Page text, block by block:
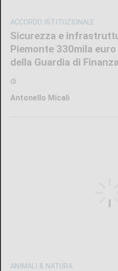
ACCORDO ISTITUZIONALE
Sicurezza e
Piemonte 330mila
della Guardia di Finanza
di
Antonello Micali
ANIMALI & NATURA